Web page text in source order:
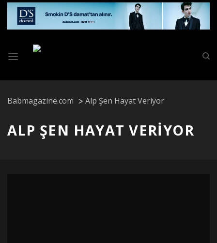
Skip
content
Babmagazine.com Alp Şen Hayat Veriyor
ALP ŞEN HAYAT VERIYOR